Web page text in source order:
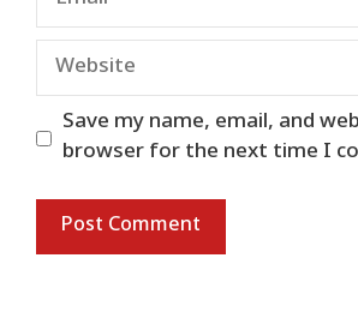
Website
Save my name, email, and
browser for the next time I